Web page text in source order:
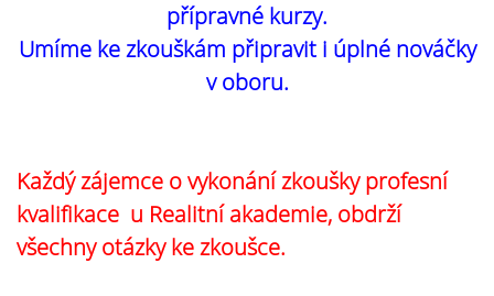
přípravné kurzy.
Umíme ke zkouškám připravit i úplné nováčky
v oboru.
Každý zájemce o vykonání zkoušky profesní
kvalifikace u Realitní akademie, obdrží
všechny otázky ke zkoušce.